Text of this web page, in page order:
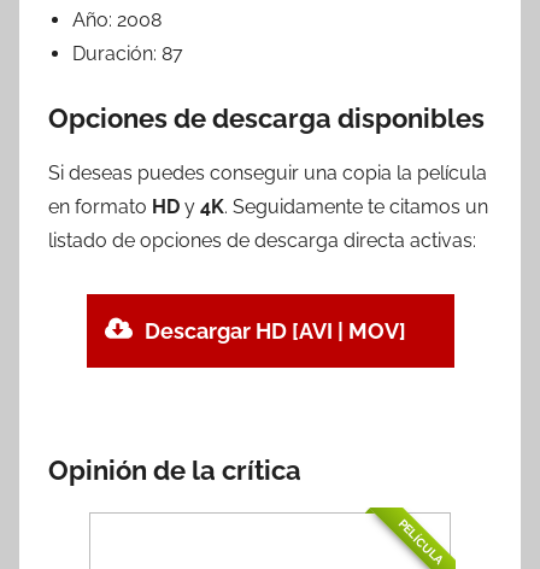
Año: 2008
Duración: 87
Opciones de descarga disponibles
Si deseas puedes conseguir una copia la película
en formato HD y 4K. Seguidamente te citamos un
listado de opciones de descarga directa activas:
Descargar HD [AVI | MOV]
Opinión de la crítica
PELÍCULA